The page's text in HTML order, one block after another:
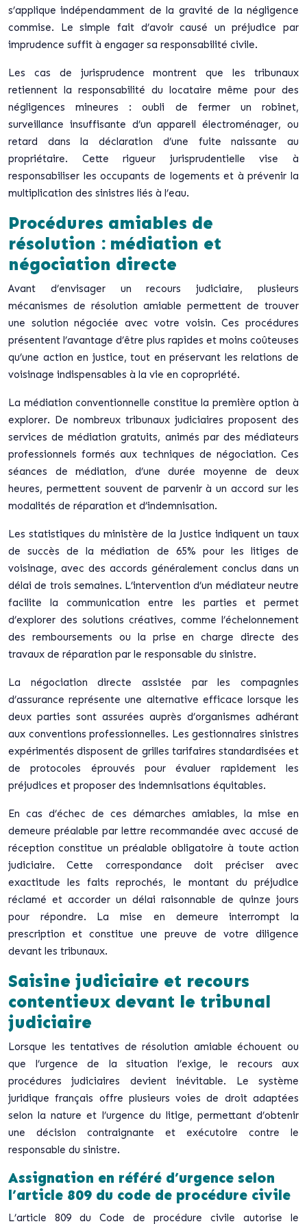
s’applique indépendamment de la gravité de la négligence
commise. Le simple fait d’avoir causé un préjudice par
imprudence suffit à engager sa responsabilité civile.
Les cas de jurisprudence montrent que les tribunaux
retiennent la responsabilité du locataire même pour des
négligences mineures : oubli de fermer un robinet,
surveillance insuffisante d’un appareil électroménager, ou
retard dans la déclaration d’une fuite naissante au
propriétaire. Cette rigueur jurisprudentielle vise à
responsabiliser les occupants de logements et à prévenir la
multiplication des sinistres liés à l’eau.
Procédures amiables de
résolution : médiation et
négociation directe
Avant d’envisager un recours judiciaire, plusieurs
mécanismes de résolution amiable permettent de trouver
une solution négociée avec votre voisin. Ces procédures
présentent l’avantage d’être plus rapides et moins coûteuses
qu’une action en justice, tout en préservant les relations de
voisinage indispensables à la vie en copropriété.
La médiation conventionnelle constitue la première option à
explorer. De nombreux tribunaux judiciaires proposent des
services de médiation gratuits, animés par des médiateurs
professionnels formés aux techniques de négociation. Ces
séances de médiation, d’une durée moyenne de deux
heures, permettent souvent de parvenir à un accord sur les
modalités de réparation et d’indemnisation.
Les statistiques du ministère de la Justice indiquent un taux
de succès de la médiation de 65% pour les litiges de
voisinage, avec des accords généralement conclus dans un
délai de trois semaines. L’intervention d’un médiateur neutre
facilite la communication entre les parties et permet
d’explorer des solutions créatives, comme l’échelonnement
des remboursements ou la prise en charge directe des
travaux de réparation par le responsable du sinistre.
La négociation directe assistée par les compagnies
d’assurance représente une alternative efficace lorsque les
deux parties sont assurées auprès d’organismes adhérant
aux conventions professionnelles. Les gestionnaires sinistres
expérimentés disposent de grilles tarifaires standardisées et
de protocoles éprouvés pour évaluer rapidement les
préjudices et proposer des indemnisations équitables.
En cas d’échec de ces démarches amiables, la mise en
demeure préalable par lettre recommandée avec accusé de
réception constitue un préalable obligatoire à toute action
judiciaire. Cette correspondance doit préciser avec
exactitude les faits reprochés, le montant du préjudice
réclamé et accorder un délai raisonnable de quinze jours
pour répondre. La mise en demeure interrompt la
prescription et constitue une preuve de votre diligence
devant les tribunaux.
Saisine judiciaire et recours
contentieux devant le tribunal
judiciaire
Lorsque les tentatives de résolution amiable échouent ou
que l’urgence de la situation l’exige, le recours aux
procédures judiciaires devient inévitable. Le système
juridique français offre plusieurs voies de droit adaptées
selon la nature et l’urgence du litige, permettant d’obtenir
une décision contraignante et exécutoire contre le
responsable du sinistre.
Assignation en référé d’urgence selon
l’article 809 du code de procédure civile
L’article 809 du Code de procédure civile autorise le